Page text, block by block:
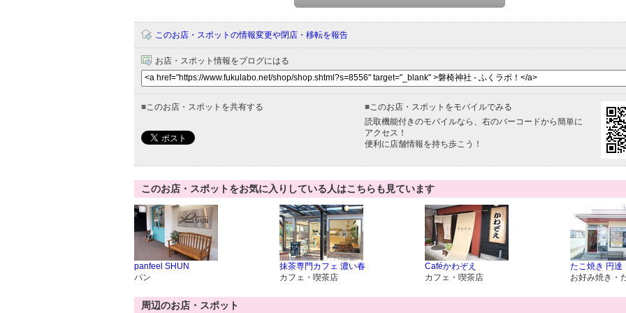
このお店・スポットの情報変更や閉店・移転を報告
お店・スポット情報をブログにはる
■ このお店・スポットを共有する ■ このお店・スポットをモバイルでみる
読取機能付きのモバイルなら、右のバーコードから簡単に
アクセス！
便利に店舗情報を持ち歩こう！
このお店・スポットをお気に入りしている人はこちらも見ています
panfeel SHUN
パン
抹茶専門カフェ 濃い春
カフェ・喫茶店
Caféかわぞえ
カフェ・喫茶店
たこ焼き 円達
お好み焼き・
周辺のお店・スポット